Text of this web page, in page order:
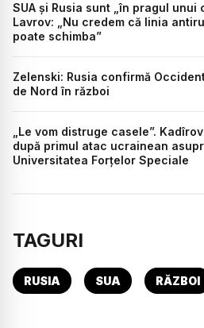
SUA şi Rusia sunt „în pragul
Lavrov: „Nu credem că linia
poate schimba”
Zelenski: Rusia confirmă
de Nord în război
„Le vom distruge casele”.
după primul atac ucrainean
Universitatea Forțelor Speciale
TAGURI
RUSIA SUA RĂZBOI